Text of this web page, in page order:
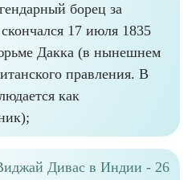
борец за
17 июля 1835
Дакка (в нынешнем
правления. В
как
Дивас в Индии - 26